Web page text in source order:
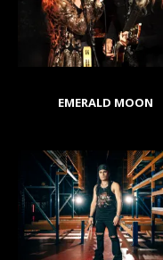
EMERALD MOON